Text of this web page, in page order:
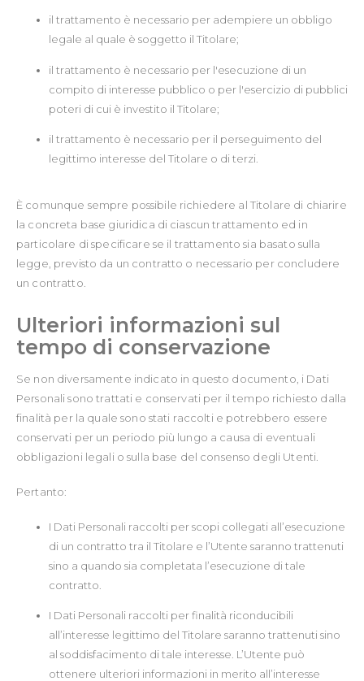
il trattamento è necessario per adempiere un obbligo
legale al quale è soggetto il Titolare;
il trattamento è necessario per l'esecuzione di un
compito di interesse pubblico o per l'esercizio di pubblici
poteri di cui è investito il Titolare;
il trattamento è necessario per il perseguimento del
legittimo interesse del Titolare o di terzi.
È comunque sempre possibile richiedere al Titolare di chiarire
la concreta base giuridica di ciascun trattamento ed in
particolare di specificare se il trattamento sia basato sulla
legge, previsto da un contratto o necessario per concludere
un contratto.
Ulteriori informazioni sul
tempo di conservazione
Se non diversamente indicato in questo documento, i Dati
Personali sono trattati e conservati per il tempo richiesto dalla
finalità per la quale sono stati raccolti e potrebbero essere
conservati per un periodo più lungo a causa di eventuali
obbligazioni legali o sulla base del consenso degli Utenti.
Pertanto:
I Dati Personali raccolti per scopi collegati all’esecuzione
di un contratto tra il Titolare e l’Utente saranno trattenuti
sino a quando sia completata l’esecuzione di tale
contratto.
I Dati Personali raccolti per finalità riconducibili
all’interesse legittimo del Titolare saranno trattenuti sino
al soddisfacimento di tale interesse. L’Utente può
ottenere ulteriori informazioni in merito all’interesse